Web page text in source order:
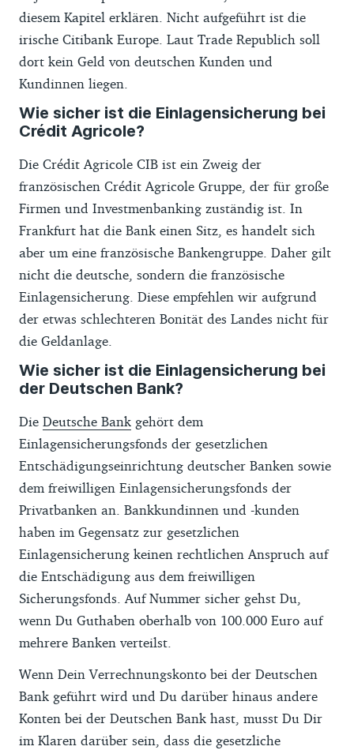
diesem Kapitel erklären. Nicht aufgeführt ist die
irische Citibank Europe. Laut Trade Republich soll
dort kein Geld von deutschen Kunden und
Kundinnen liegen.
Wie sicher ist die Einlagensicherung bei
Crédit Agricole?
Die Crédit Agricole CIB ist ein Zweig der
französischen Crédit Agricole Gruppe, der für große
Firmen und Investmenbanking zuständig ist. In
Frankfurt hat die Bank einen Sitz, es handelt sich
aber um eine französische Bankengruppe. Daher gilt
nicht die deutsche, sondern die französische
Einlagensicherung. Diese empfehlen wir aufgrund
der etwas schlechteren Bonität des Landes nicht für
die Geldanlage.
Wie sicher ist die Einlagensicherung bei
der Deutschen Bank?
Die Deutsche Bank gehört dem
Einlagensicherungsfonds der gesetzlichen
Entschädigungseinrichtung deutscher Banken sowie
dem freiwilligen Einlagensicherungsfonds der
Privatbanken an. Bankkundinnen und -kunden
haben im Gegensatz zur gesetzlichen
Einlagensicherung keinen rechtlichen Anspruch auf
die Entschädigung aus dem freiwilligen
Sicherungsfonds. Auf Nummer sicher gehst Du,
wenn Du Guthaben oberhalb von 100.000 Euro auf
mehrere Banken verteilst.
Wenn Dein Verrechnungskonto bei der Deutschen
Bank geführt wird und Du darüber hinaus andere
Konten bei der Deutschen Bank hast, musst Du Dir
im Klaren darüber sein, dass die gesetzliche